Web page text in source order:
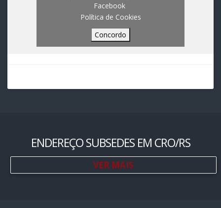
Facebook
Política de Cookies
Concordo
ENDEREÇO SUBSEDES EM CRO/RS
VER MAIS